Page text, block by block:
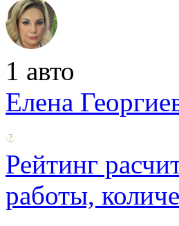
1 авто
Елена
Рейтинг
работы,